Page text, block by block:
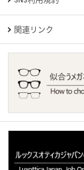
関連リンク